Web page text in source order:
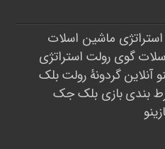
استراتژی ماشین اسلات
گوی رولت استراتژی
آنلاینگردونۀ رولتبلک
بندیبازی بلک جک